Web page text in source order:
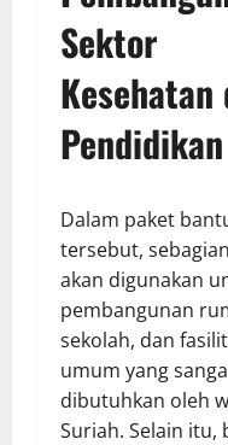
Sektor
Kesehatan
Pendidikan
Dalam paket
tersebut,
akan digunakan
pembangunan
sekolah, dan
umum yang
dibutuhkan oleh
Suriah. Selain itu,